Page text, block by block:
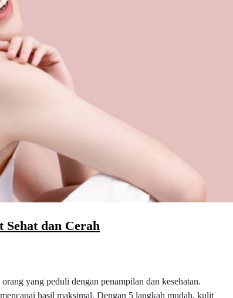
dan Cerah
yang peduli dengan penampilan dan kesehatan.
hasil maksimal. Dengan 5 langkah mudah, kulit